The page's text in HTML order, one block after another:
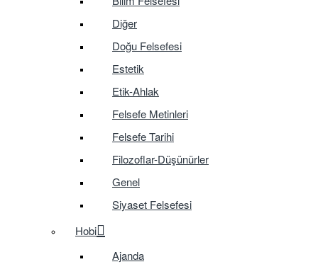
Diğer
Doğu Felsefesi
Estetik
Etik-Ahlak
Felsefe Metinleri
Felsefe Tarihi
Filozoflar-Düşünürler
Genel
Siyaset Felsefesi
Hobi
Ajanda